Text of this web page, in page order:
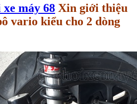
máy 68 Xin giới thiệu
vario kiểu cho 2 dòng